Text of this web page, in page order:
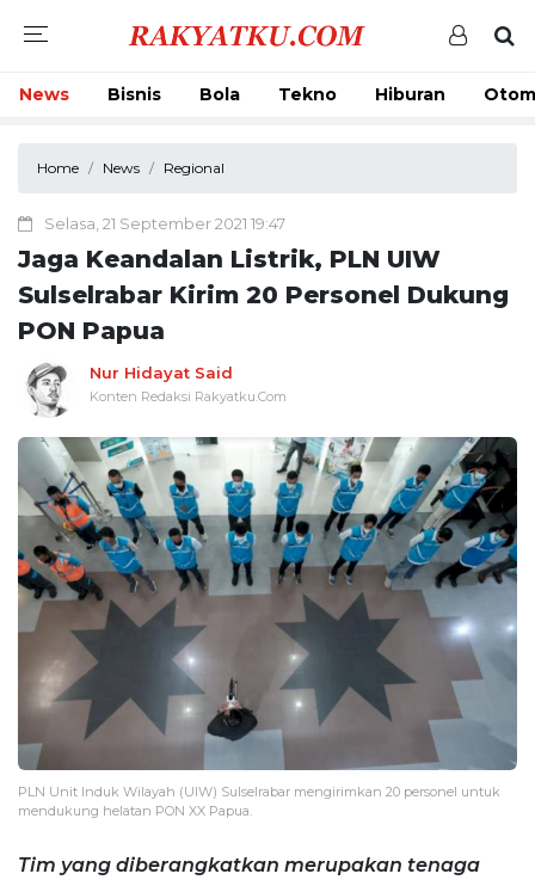
News Bisnis Bola Tekno Hiburan
Home News Regional
Selasa, 21 September 2021 19:47
Jaga Keandalan Listrik, PLN UIW
Sulselrabar Kirim 20 Personel Dukung
PON Papua
Nur Hidayat Said
Konten Redaksi Rakyatku.Com
PLN Unit Induk Wilayah (UIW) Sulselrabar mengirimkan 20 personel untuk
mendukung helatan PON XX Papua.
Tim yang diberangkatkan merupakan tenaga